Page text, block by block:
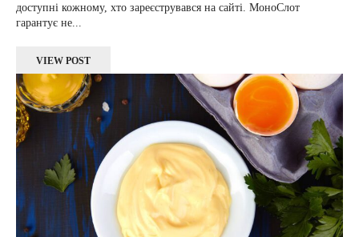
доступні кожному, хто зареєструвався на сайті. МоноСлот
гарантує не...
VIEW POST